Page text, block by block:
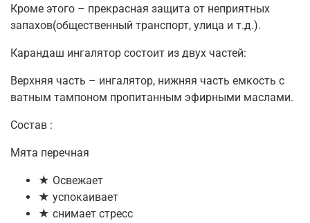
Кроме этого – прекрасная защита от неприятных
запахов(общественный транспорт, улица и т.д.).
Карандаш ингалятор состоит из двух частей:
Верхняя часть – ингалятор, нижняя часть емкость с
ватным тампоном пропитанным эфирными маслами.
Состав :
Мята перечная
★ Освежает
★ успокаивает
★ снимает стресс